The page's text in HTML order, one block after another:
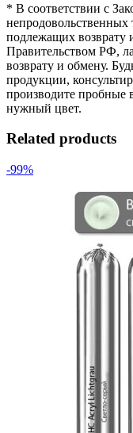
* В соответствии с
непродовольственных
подлежащих возврату
Правительством РФ,
возврату и обмену.
продукции,
производите пробные
нужный цвет.
Related products
-99%